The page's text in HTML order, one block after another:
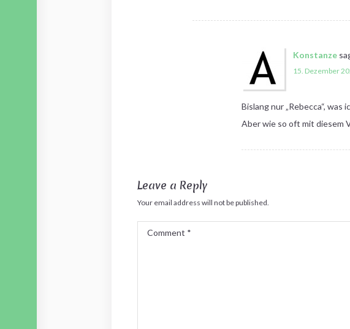
Konstanze
15. Dezember
Bislang nur „Rebecca“,
Aber wie so oft mit diesem
Leave a Reply
Your email address will not be published.
Comment